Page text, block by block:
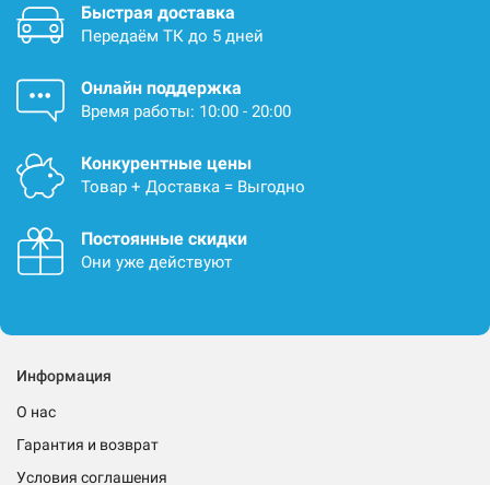
Быстрая доставка
Передаём ТК до 5 дней
Онлайн поддержка
Время работы: 10:00 - 20:00
Конкурентные цены
Товар + Доставка = Выгодно
Постоянные скидки
Они уже действуют
Информация
О нас
Гарантия и возврат
Условия соглашения